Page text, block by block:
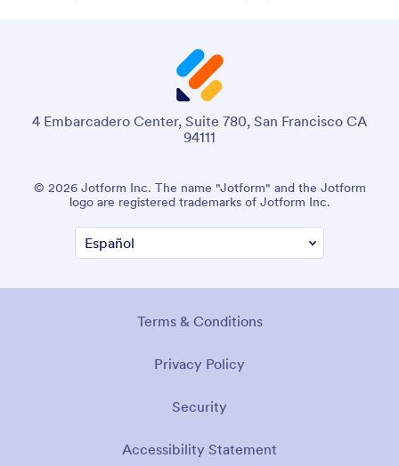
4 Embarcadero Center, Suite 780, San Francisco CA
94111
© 2026 Jotform Inc. El nombre «Jotform» y el logotipo de
Jotform son marcas registradas de Jotform Inc.
Términos y Condiciones
Política de privacidad
Seguridad
Declaración de accesibilidad